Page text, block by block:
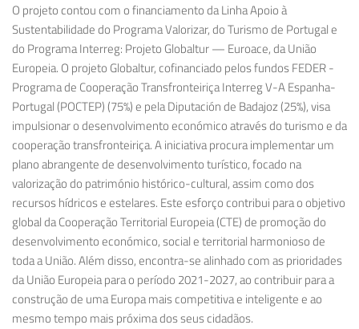
O projeto contou com o financiamento da Linha Apoio à
Sustentabilidade do Programa Valorizar, do Turismo de Portugal e
do Programa Interreg: Projeto Globaltur — Euroace, da União
Europeia. O projeto Globaltur, cofinanciado pelos fundos FEDER -
Programa de Cooperação Transfronteiriça Interreg V-A Espanha-
Portugal (POCTEP) (75%) e pela Diputación de Badajoz (25%), visa
impulsionar o desenvolvimento económico através do turismo e da
cooperação transfronteiriça. A iniciativa procura implementar um
plano abrangente de desenvolvimento turístico, focado na
valorização do património histórico-cultural, assim como dos
recursos hídricos e estelares. Este esforço contribui para o objetivo
global da Cooperação Territorial Europeia (CTE) de promoção do
desenvolvimento económico, social e territorial harmonioso de
toda a União. Além disso, encontra-se alinhado com as prioridades
da União Europeia para o período 2021-2027, ao contribuir para a
construção de uma Europa mais competitiva e inteligente e ao
mesmo tempo mais próxima dos seus cidadãos.